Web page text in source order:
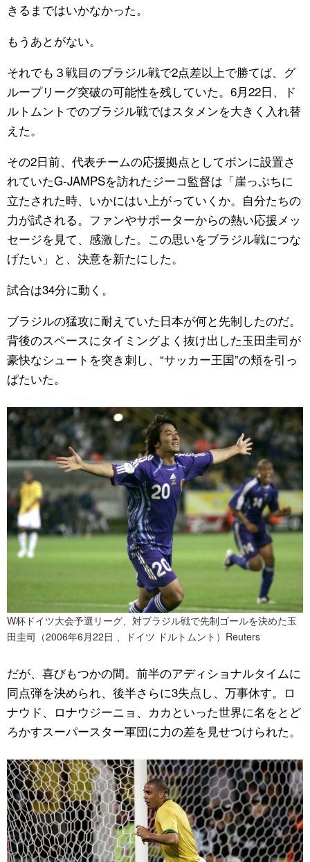
きるまではいかなかった。
もうあとがない。
それでも３戦目のブラジル戦で2点差以上で勝てば、グ
ループリーグ突破の可能性を残していた。6月22日、ド
ルトムントでのブラジル戦ではスタメンを大きく入れ替
えた。
その2日前、代表チームの応援拠点としてボンに設置さ
れていたG-JAMPSを訪れたジーコ監督は「崖っぷちに
立たされた時、いかにはい上がっていくか。自分たちの
力が試される。ファンやサポーターからの熱い応援メッ
セージを見て、感激した。この思いをブラジル戦につな
げたい」と、決意を新たにした。
試合は34分に動く。
ブラジルの猛攻に耐えていた日本が何と先制したのだ。
背後のスペースにタイミングよく抜け出した玉田圭司が
豪快なシュートを突き刺し、“サッカー王国”の頬を引っ
ぱたいた。
W杯ドイツ大会予選リーグ、対ブラジル戦で先制ゴールを決めた玉
田圭司（2006年6月22日 、ドイツ ドルトムント）Reuters
だが、喜びもつかの間。前半のアディショナルタイムに
同点弾を決められ、後半さらに3失点し、万事休す。ロ
ナウド、ロナウジーニョ、カカといった世界に名をとど
ろかすスーパースター軍団に力の差を見せつけられた。